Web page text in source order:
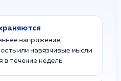
напряжение,
или навязчивые мысли
в течение недель.